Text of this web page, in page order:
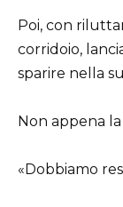
Poi, con
corridoio,
sparire nella
Non appena
«Dobbiamo